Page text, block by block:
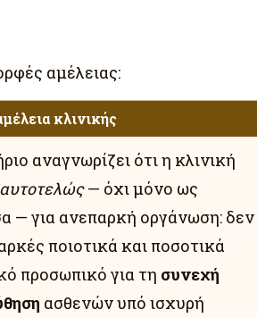
αμέλειας:
κλινικής
αναγνωρίζει ότι η κλινική
αυτοτελώς— όχι μόνο ως
— για ανεπαρκή οργάνωση: δεν
ποιοτικά και ποσοτικά
προσωπικό για τη συνεχή
ασθενών υπό ισχυρή